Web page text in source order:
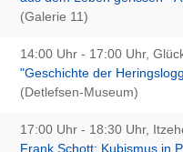
(Galerie 11)
14:00 Uhr - 17:00 Uhr,
"Geschichte der
(Detlefsen-Museum)
17:00 Uhr - 18:30 Uhr,
Frank Schott: Kubismus in